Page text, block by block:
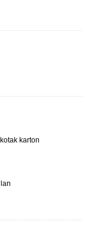
karton